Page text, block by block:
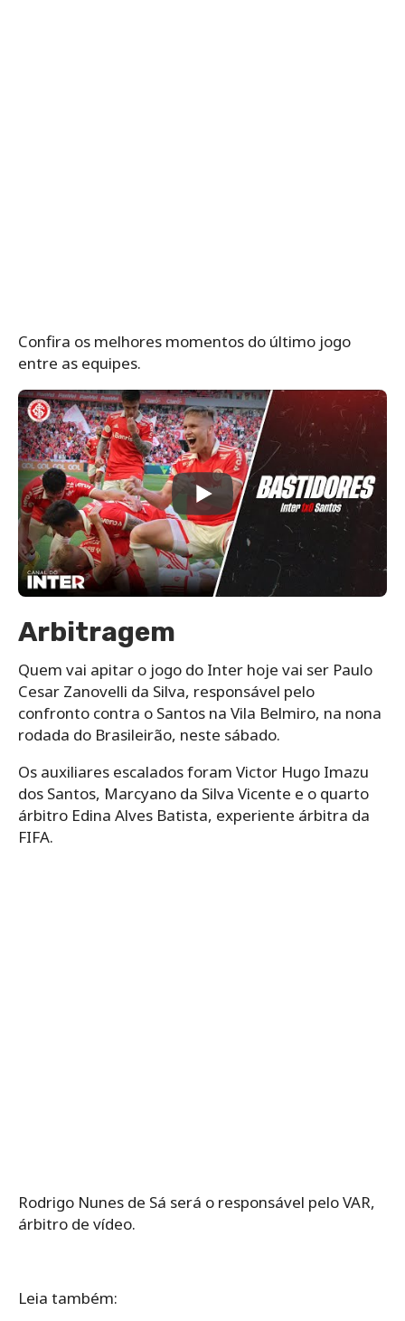
Confira os melhores momentos do último jogo
entre as equipes.
Arbitragem
Quem vai apitar o jogo do Inter hoje vai ser Paulo
Cesar Zanovelli da Silva, responsável pelo
confronto contra o Santos na Vila Belmiro, na nona
rodada do Brasileirão, neste sábado.
Os auxiliares escalados foram Victor Hugo Imazu
dos Santos, Marcyano da Silva Vicente e o quarto
árbitro Edina Alves Batista, experiente árbitra da
FIFA.
Rodrigo Nunes de Sá será o responsável pelo VAR,
árbitro de vídeo.
Leia também: